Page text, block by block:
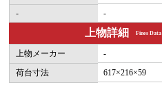
-
-
上物詳細 Fines Data
上物メーカー
-
荷台寸法
617×216×59